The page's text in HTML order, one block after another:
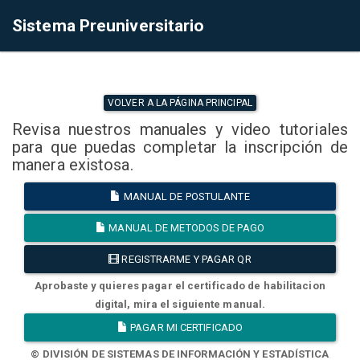
Sistema Preuniversitario
VOLVER A LA PÁGINA PRINCIPAL
Revisa nuestros manuales y video tutoriales
para que puedas completar la inscripción de
manera existosa.
MANUAL DE POSTULANTE
MANUAL DE METODOS DE PAGO
REGISTRARME Y PAGAR QR
Aprobaste y quieres pagar el certificado de habilitacion
digital, mira el siguiente manual.
PAGAR MI CERTIFICADO
© DIVISIÓN DE SISTEMAS DE INFORMACIÓN Y ESTADÍSTICA